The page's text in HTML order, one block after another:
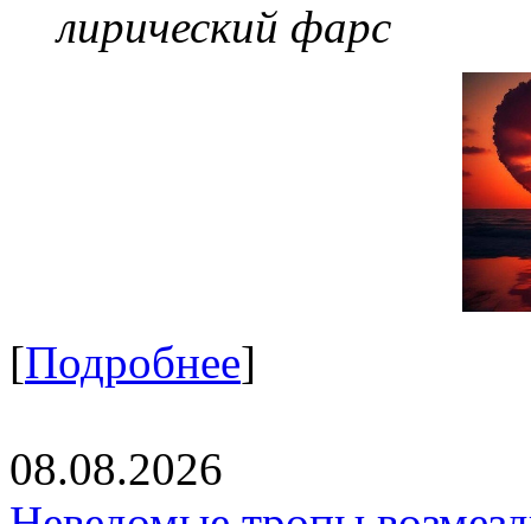
лирический фарс
[Подробнее]
08.08.2026